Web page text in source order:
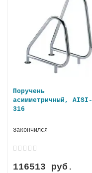
Поручень
асимметричный, AISI-
316
Закончился
116513 руб.